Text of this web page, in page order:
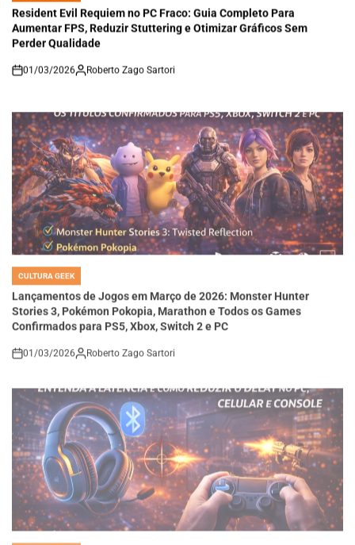
IN
Resident Evil Requiem no PC Fraco: Guia Completo Para
Aumentar FPS, Reduzir Stuttering e Otimizar Gráficos Sem
Perder Qualidade
on
01/03/2026 Roberto Zago Sartori
CULTURA GEEK
Lançamentos de Jogos em Março de 2026: Monster Hunter
Stories 3, Pokémon Pokopia, Marathon e Todos os Games
Confirmados para PS5, Xbox, Switch 2 e PC
01/03/2026 Roberto Zago Sartori
POSTED
CULTURA GEEK